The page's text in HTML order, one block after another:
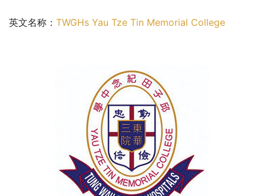
英文名称： TWGHs Yau Tze Tin Memorial College